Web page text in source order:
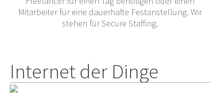
Mitarbeiter für eine dauerhafte Festanstellung. Wir
stehen für Secure Staffing.
Internet der Dinge